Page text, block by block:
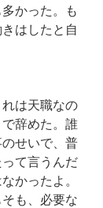
かった。も
はしたと自
は天職なの
辞めた。誰
せいで、普
て言うんだ
かったよ。
も、必要な